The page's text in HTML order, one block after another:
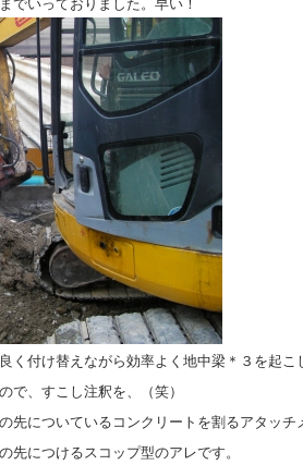
でいっておりました。早い！
く付け替えながら効率よく地中梁＊３を起こ
で、すこし注釈を、（笑）
先についているコンクリートを割るアタッチ
先につけるスコップ型のアレです。